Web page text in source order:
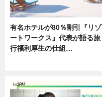
有名ホテルが80％割引『リゾ
ートワークス』代表が語る旅
行福利厚生の仕組…